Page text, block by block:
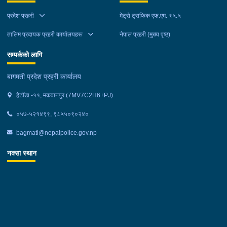
भईरहेको छ ।
प्रदेश प्रहरी
तालिम प्रदायक प्रहरी कार्यालयहरू
मेट्रो ट्राफिक एफ.एम. ९५.५
नेपाल प्रहरी (मुख्य पृष्ठ)
सम्पर्कको लागि
बागमती प्रदेश प्रहरी कार्यालय
हेटौंडा -११, मकवानपुर (7MV7C2H6+PJ)
०५७-५२१४९९, ९८५५०९०२४०
bagmati@nepalpolice.gov.np
नक्सा स्थान